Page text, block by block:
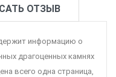
ОТЗЫВ
информацию о
драгоценных камнях
всего одна страница,